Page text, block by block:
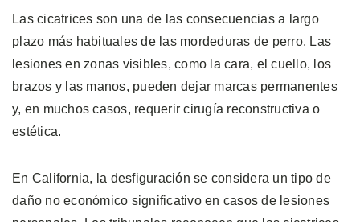
Las cicatrices son una de las consecuencias a largo
plazo más habituales de las mordeduras de perro. Las
lesiones en zonas visibles, como la cara, el cuello, los
brazos y las manos, pueden dejar marcas permanentes
y, en muchos casos, requerir cirugía reconstructiva o
estética.
En California, la desfiguración se considera un tipo de
daño no económico significativo en casos de lesiones